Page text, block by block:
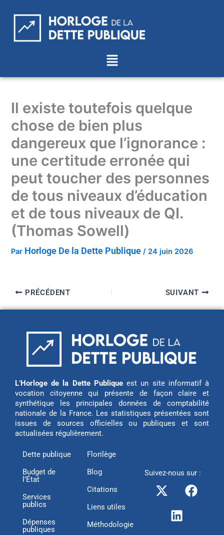
contenu
Menu
Il existe toutefois quelque
chose de bien plus
dangereux que l’ignorance :
une certitude erronée qui
peut toucher des personnes
de tous niveaux d’éducation
et de tous niveaux de QI.
(Thomas Sowell)
Par Horloge De la Dette Publique / 24 juin 2026
PRÉCÉDENT SUIVANT
L’Horloge de la Dette Publiqueest un site informatif à
vocation citoyenne qui présente de façon claire et
synthétique les principales données de comptabilité
nationale de la France. Les statistiques présentées sont
issues de sources officielles ou publiques et sont
actualisées régulièrement.
Dette publique
Budget de
l’État
Services
publics
Dépenses
publiques
Florilège
Blog
Citations
Liens utiles
Méthodologie
Suivez-nous sur :
X
-
F
a
n
k